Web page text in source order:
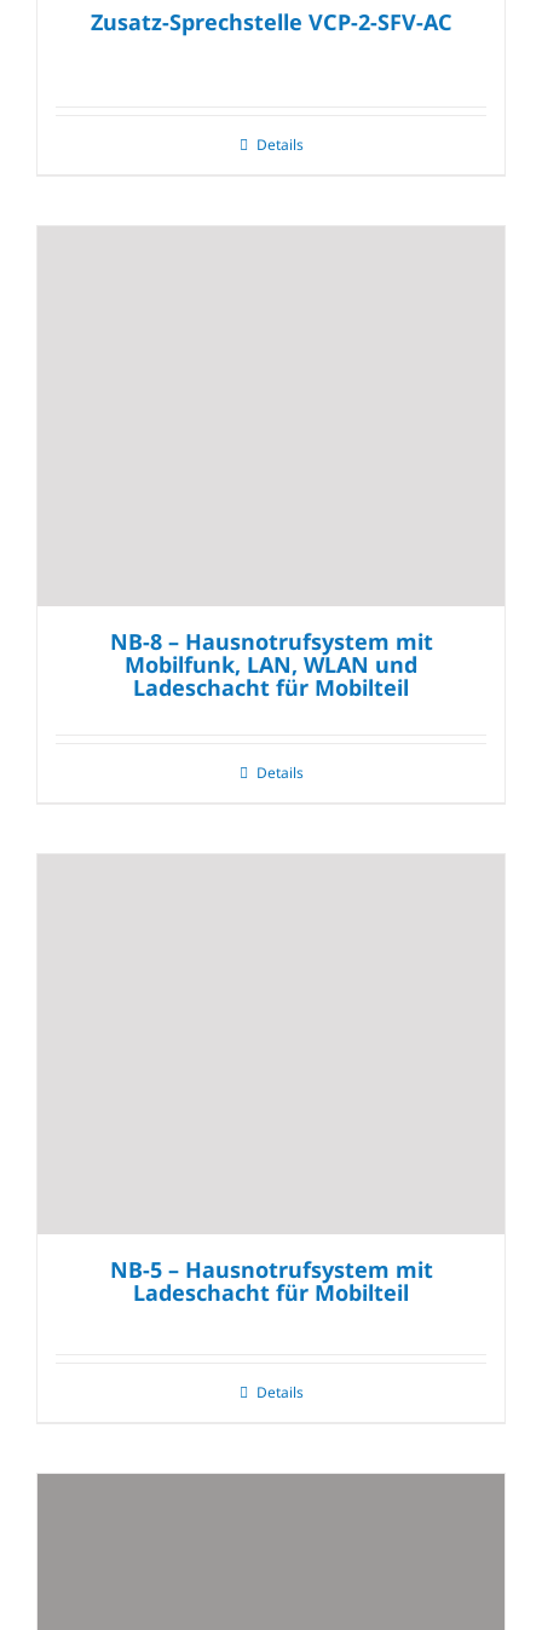
Zusatz-Sprechstelle VCP-2-SFV-AC
Details
NB-8 – Hausnotrufsystem mit
Mobilfunk, LAN, WLAN und
Ladeschacht für Mobilteil
Details
NB-5 – Hausnotrufsystem mit
Ladeschacht für Mobilteil
Details